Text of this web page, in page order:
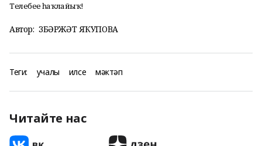
Телебеҙҙе һаҡлайыҡ!
Автор: ЗӨБӘРЖӘТ ЯҠУПОВА
Теги: учалы илсе мәктәп
Читайте нас